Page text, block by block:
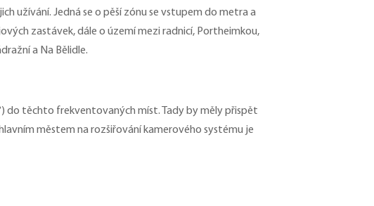
užívání. Jedná se o pěší zónu se vstupem do metra a
zastávek, dále o území mezi radnicí, Portheimkou,
a Na Bělidle.
do těchto frekventovaných míst. Tady by měly přispět
městem na rozšiřování kamerového systému je